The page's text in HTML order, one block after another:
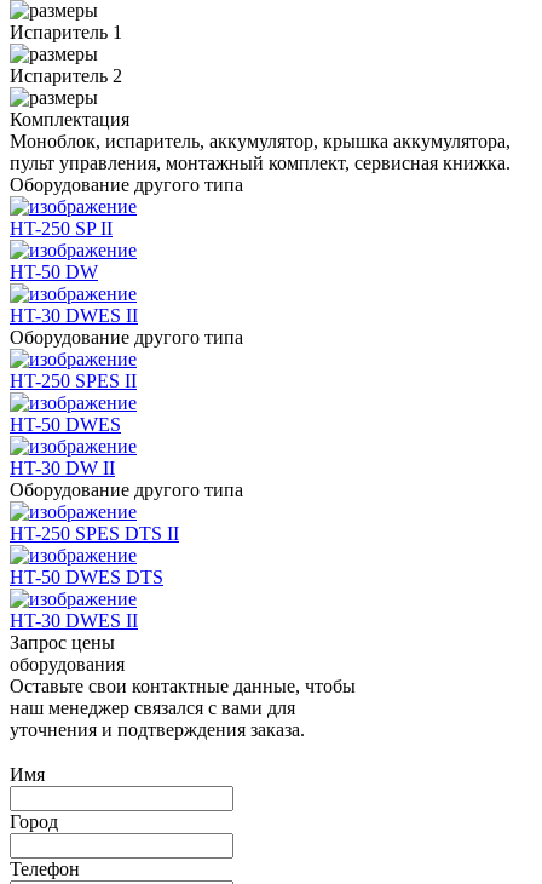
Испаритель 1
Испаритель 2
Комплектация
Моноблок, испаритель, аккумулятор, крышка аккумулятора,
пульт управления, монтажный комплект, сервисная книжка.
Оборудование другого типа
HT-250 SP II
HT-50 DW
HT-30 DWES II
Оборудование другого типа
HT-250 SPES II
HT-50 DWES
HT-30 DW II
Оборудование другого типа
HT-250 SPES DTS II
HT-50 DWES DTS
HT-30 DWES II
Запрос цены
оборудования
Оставьте свои контактные данные, чтобы
наш менеджер связался с вами для
уточнения и подтверждения заказа.
Имя
Город
Телефон